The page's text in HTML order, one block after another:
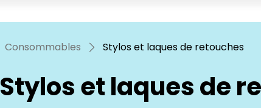
Consommables Stylos et laques de retouches
Stylos et laques de